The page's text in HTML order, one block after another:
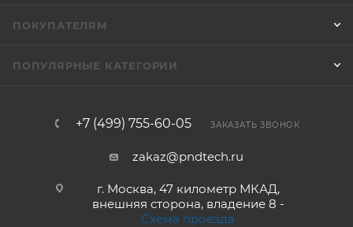
ПОКУПАТЕЛЯМ
ПОПУЛЯРНЫЕ КАТЕГОРИИ
+7 (499) 755-60-05 ЗАКАЗАТЬ ЗВОНОК
zakaz@pndtech.ru
г. Москва, 47 километр МКАД,
внешняя сторона, владение 8 -
Схема проезда